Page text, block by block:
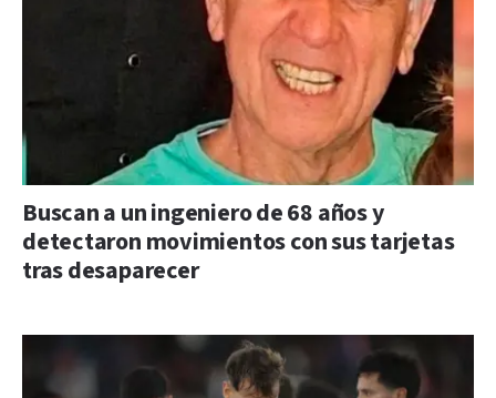
Buscan a un ingeniero de 68 años y
detectaron movimientos con sus tarjetas
tras desaparecer